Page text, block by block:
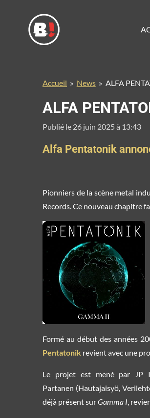
contenu
Accueil » News » ALFA
ALFA
Publié le 26 juin 2025 à 13:43
Alfa Pentatonik
Pionniers de la scène metal
Records. Ce nouveau chapitre
Formé au début des années
Pentatonik revient avec une
Le projet est mené par JP
Partanen (Hautajaisyö,
déjà présent surGamma I,